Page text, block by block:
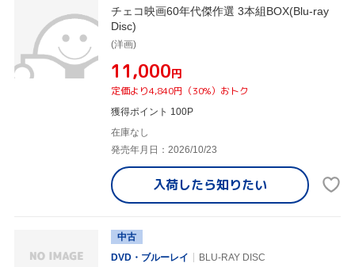
チェコ映画60年代傑作選 3本組BOX(Blu-ray
Disc)
(洋画)
¥11,000円
定価より4,840円（30%）おトク
獲得ポイント 100P
在庫なし
発売年月日：2026/10/23
入荷したら知りたい
中古
DVD・ブルーレイ
BLU-RAY DISC